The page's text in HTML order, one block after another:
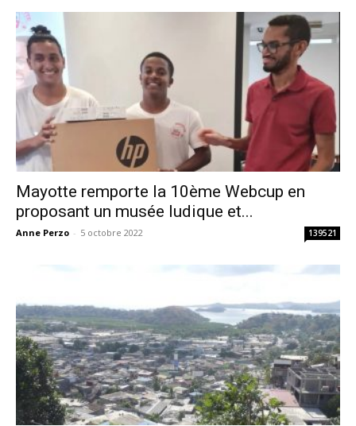
Mayotte remporte la 10ème Webcup en
proposant un musée ludique et...
Anne Perzo - 5 octobre 2022 139521